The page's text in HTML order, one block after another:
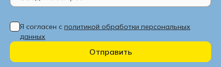
Я согласен с политикой обработки персональных
данных
Отправить